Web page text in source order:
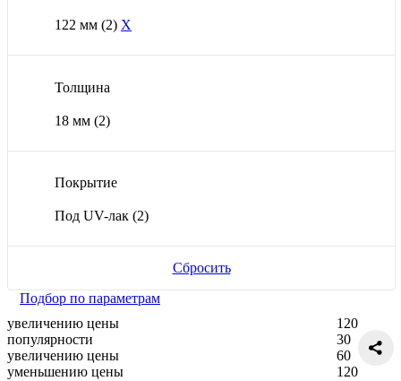
122 мм (2) X
Толщина
18 мм (2)
Покрытие
Под UV-лак (2)
Сбросить
Подбор по параметрам
увеличению цены
популярности
увеличению цены
уменьшению цены
120
30
60
120